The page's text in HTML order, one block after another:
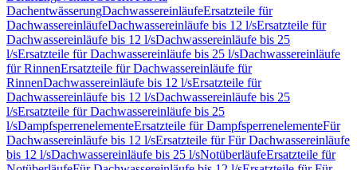
DachentwässerungDachwassereinläufeErsatzteile für
DachwassereinläufeDachwassereinläufe bis 12 l/sErsatzteile für
Dachwassereinläufe bis 12 l/sDachwassereinläufe bis 25
l/sErsatzteile für Dachwassereinläufe bis 25 l/sDachwassereinläufe
für RinnenErsatzteile für Dachwassereinläufe für
RinnenDachwassereinläufe bis 12 l/sErsatzteile für
Dachwassereinläufe bis 12 l/sDachwassereinläufe bis 25
l/sErsatzteile für Dachwassereinläufe bis 25
l/sDampfsperrenelementeErsatzteile für DampfsperrenelementeFür
Dachwassereinläufe bis 12 l/sErsatzteile für Für Dachwassereinläufe
bis 12 l/sDachwassereinläufe bis 25 l/sNotüberläufeErsatzteile für